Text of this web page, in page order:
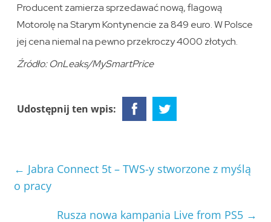
Producent zamierza sprzedawać nową, flagową
Motorolę na Starym Kontynencie za 849 euro. W Polsce
jej cena niemal na pewno przekroczy 4000 złotych.
Źródło: OnLeaks/MySmartPrice
Udostępnij ten wpis:
← Jabra Connect 5t – TWS-y stworzone z myślą
o pracy
Rusza nowa kampania Live from PS5 →